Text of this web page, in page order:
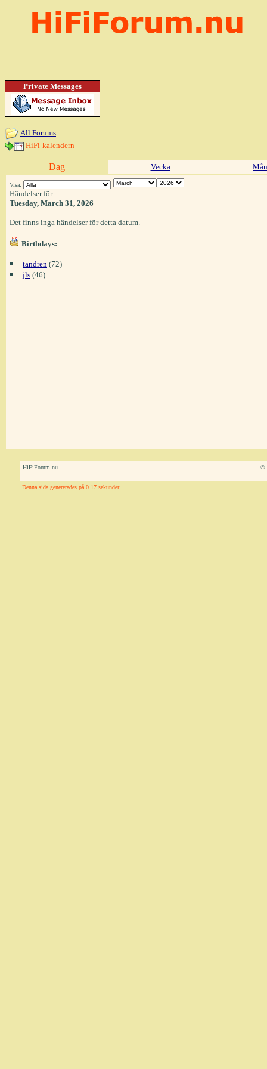
Private Messages
All Forums
HiFi-kalendern
Dag Vecka
Visa:
Händelser för
Tuesday, March 31, 2026
Det finns inga händelser för detta datum.
Birthdays:
tandren (72)
jls (46)
HiFiForum.nu ©
Denna sida genererades på 0.17 sekunder.